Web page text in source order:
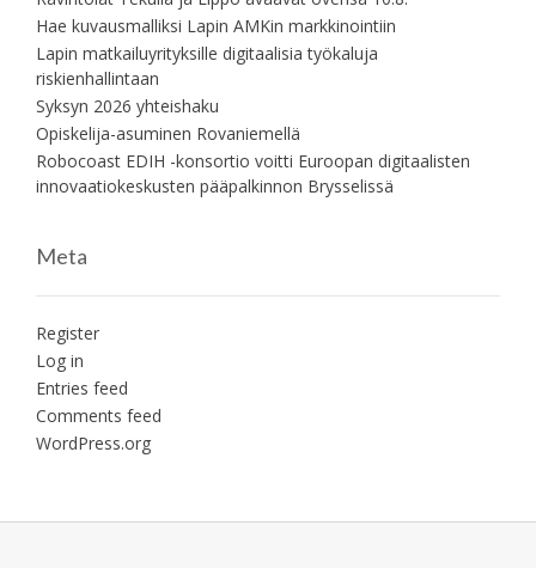
Hae kuvausmalliksi Lapin AMKin markkinointiin
Lapin matkailuyrityksille digitaalisia työkaluja
riskienhallintaan
Syksyn 2026 yhteishaku
Opiskelija-asuminen Rovaniemellä
Robocoast EDIH -konsortio voitti Euroopan digitaalisten
innovaatiokeskusten pääpalkinnon Brysselissä
Meta
Register
Log in
Entries feed
Comments feed
WordPress.org